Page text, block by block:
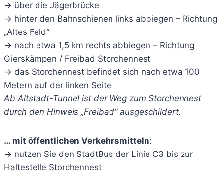
-> über die Jägerbrücke
-> hinter den Bahnschienen links abbiegen – Richtung
„Altes Feld“
-> nach etwa 1,5 km rechts abbiegen – Richtung
Gierskämpen / Freibad Storchennest
-> das Storchennest befindet sich nach etwa 100
Metern auf der linken Seite
Ab Altstadt-Tunnel ist der Weg zum Storchennest
durch den Hinweis „Freibad“ ausgeschildert.
… mit öffentlichen Verkehrsmitteln:
-> nutzen Sie den StadtBus der Linie C3 bis zur
Haltestelle Storchennest